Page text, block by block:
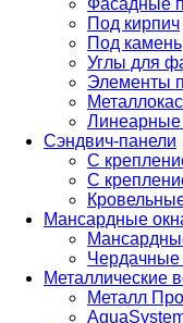
Фасадные
Под кирпич
Под камень
Углы для
Элементы
Линеарные
Сэндвич-панели
С
С
Мансардные
Чердачные
Металлические
Металл